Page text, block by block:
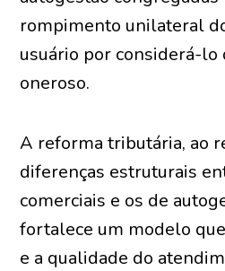
rompimento unilateral
usuário por considerá-lo
oneroso.
A reforma tributária, ao
diferenças estruturais
comerciais e os de
fortalece um modelo
e a qualidade do